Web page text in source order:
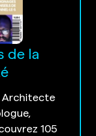
de la
Architecte
105